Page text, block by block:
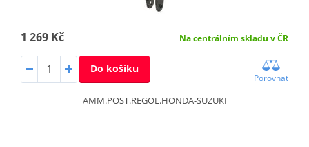
1 269 Kč Na centrálním skladu v ČR
Do košíku
Porovnat
AMM.POST.REGOL.HONDA-SUZUKI